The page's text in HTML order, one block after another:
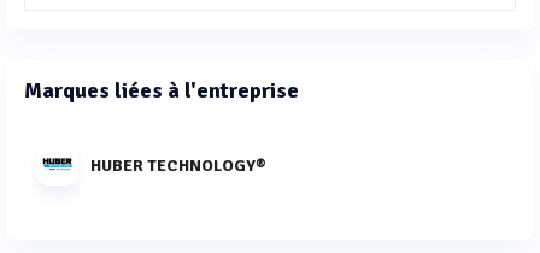
Marques liées à l'entreprise
HUBER TECHNOLOGY®